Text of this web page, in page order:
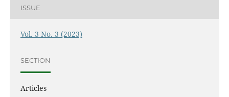
ISSUE
Vol. 3 No. 3 (2023)
SECTION
Articles